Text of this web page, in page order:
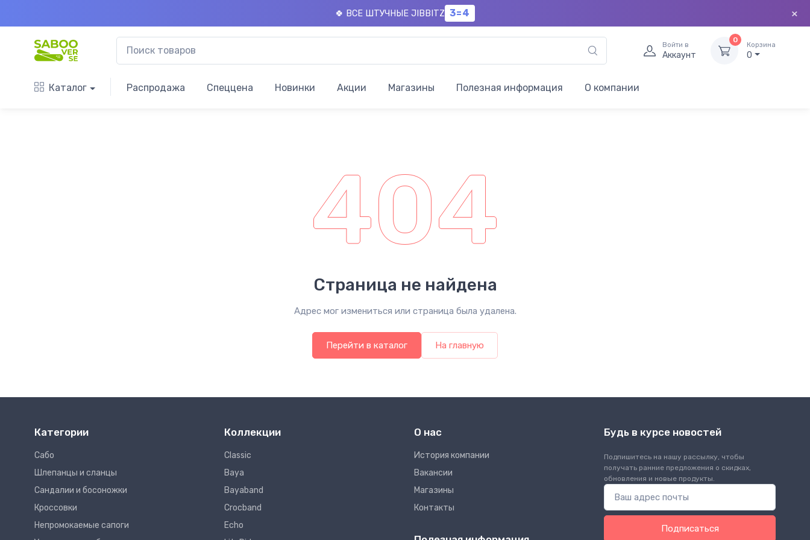
🍀 ВСЕ ШТУЧНЫЕ JIBBITZ 3=4 ×
Войти в
Аккаунт
0
Корзина
0
Каталог Распродажа Спеццена Новинки Акции Магазины Полезная информация О компании
404
Страница не найдена
Адрес мог измениться или страница была удалена.
Перейти в каталог На главную
Категории
Сабо
Шлепанцы и сланцы
Сандалии и босоножки
Кроссовки
Непромокаемые сапоги
Коллекции
Classic
Baya
Bayaband
Crocband
Echo
О нас
Иcтория компании
Вакансии
Магазины
Контакты
Будь в курсе новостей
Подпишитесь на нашу рассылку, чтобы
получать ранние предложения о скидках,
обновления и новые продукты.
Подписаться